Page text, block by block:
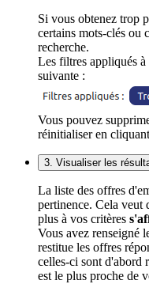
Si vous obtenez trop
certains mots-clés ou
recherche.
Les filtres appliqués à
suivante :
Vous pouvez
réinitialiser en
3. Visualiser les
La liste des offres
pertinence. Cela veut
plus à vos critères
Vous avez renseigné
restitue les offres
celles-ci sont d'abord
est le plus proche de